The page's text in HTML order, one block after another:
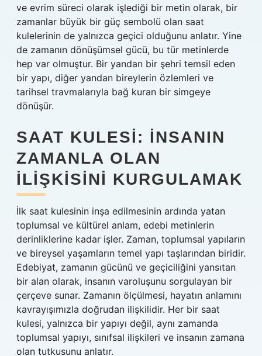
ve evrim süreci olarak işlediği bir metin olarak, bir
zamanlar büyük bir güç sembolü olan saat
kulelerinin de yalnızca geçici olduğunu anlatır. Yine
de zamanın dönüşümsel gücü, bu tür metinlerde
hep var olmuştur. Bir yandan bir şehri temsil eden
bir yapı, diğer yandan bireylerin özlemleri ve
tarihsel travmalarıyla bağ kuran bir simgeye
dönüşür.
SAAT KULESI: İNSANIN
ZAMANLA OLAN
İLIŞKISINI KURGULAMAK
İlk saat kulesinin inşa edilmesinin ardında yatan
toplumsal ve kültürel anlam, edebi metinlerin
derinliklerine kadar işler. Zaman, toplumsal yapıların
ve bireysel yaşamların temel yapı taşlarından biridir.
Edebiyat, zamanın gücünü ve geçiciliğini yansıtan
bir alan olarak, insanın varoluşunu sorgulayan bir
çerçeve sunar. Zamanın ölçülmesi, hayatın anlamını
kavrayışımızla doğrudan ilişkilidir. Her bir saat
kulesi, yalnızca bir yapıyı değil, aynı zamanda
toplumsal yapıyı, sınıfsal ilişkileri ve insanın zamana
olan tutkusunu anlatır.